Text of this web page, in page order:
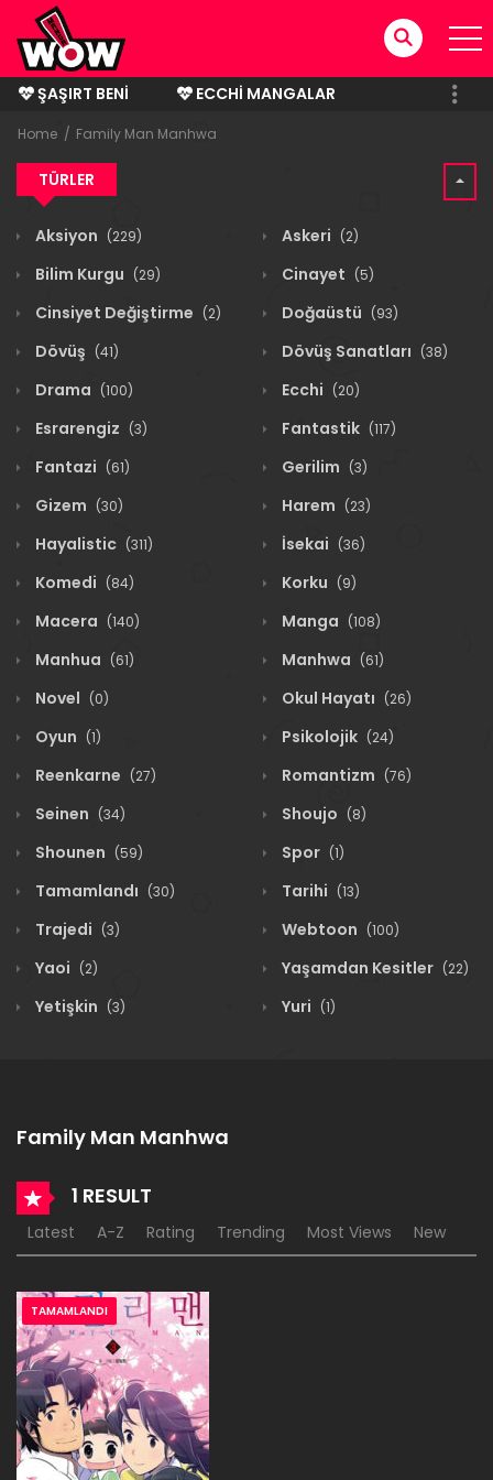
ŞAŞIRT BENI
ECCHI MANGALAR
BITMIŞ MANGALAR
Home Family Man Manhwa
TÜRLER
Aksiyon (229) Askeri (2)
Bilim Kurgu (29) Cinayet (5)
Cinsiyet Değiştirme (2) Doğaüstü (93)
Dövüş (41) Dövüş Sanatları (38)
Drama (100) Ecchi (20)
Esrarengiz (3) Fantastik (117)
Fantazi (61) Gerilim (3)
Gizem (30) Harem (23)
Hayalistic (311) İsekai (36)
Komedi (84) Korku (9)
Macera (140) Manga (108)
Manhua (61) Manhwa (61)
Novel (0) Okul Hayatı (26)
Oyun (1) Psikolojik (24)
Reenkarne (27) Romantizm (76)
Seinen (34) Shoujo (8)
Shounen (59) Spor (1)
Tamamlandı (30) Tarihi (13)
Trajedi (3) Webtoon (100)
Yaoi (2) Yaşamdan Kesitler (22)
Yetişkin (3) Yuri (1)
Family Man Manhwa
1 RESULT
Latest A-Z Rating Trending Most Views New
TAMAMLANDI